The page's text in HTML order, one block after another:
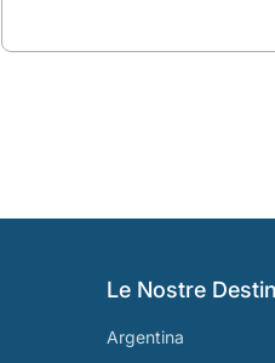
Le Nostre
Argentina